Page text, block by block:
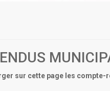
sur cette page les